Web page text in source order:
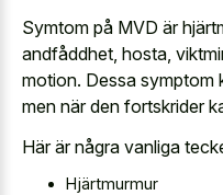
Symtom på MVD är
andfåddhet, hosta,
motion. Dessa symptom
men när den fortskrider
Här är några vanliga
Hjärtmurmur